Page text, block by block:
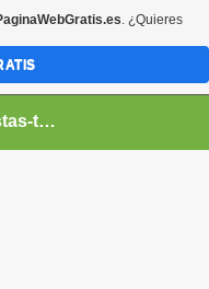
amigosmalaguistas-temporadas
. ¿Quieres